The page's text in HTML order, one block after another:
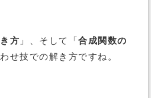
方 」、そして「 合成関数の
せ技での解き方ですね。